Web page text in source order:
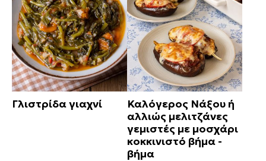
Γλιστρίδα γιαχνί
Καλόγερος Νάξου ή
αλλιώς μελιτζάνες
γεμιστές με μοσχάρι
κοκκινιστό βήμα -
βήμα